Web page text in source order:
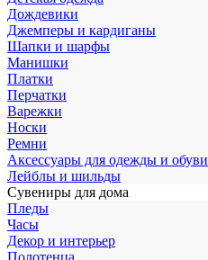
Дождевики
Джемперы и кардиганы
Шапки и шарфы
Манишки
Платки
Перчатки
Варежки
Носки
Ремни
Аксессуары для одежды и обуви
Лейблы и шильды
Сувениры для дома
Пледы
Часы
Декор и интерьер
Полотенца